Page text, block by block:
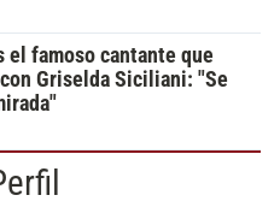
el famoso cantante que
Griselda Siciliani: "Se